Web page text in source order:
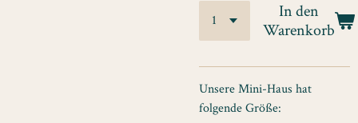
In den
Warenkorb
Unsere Mini-Haus hat
folgende Größe: